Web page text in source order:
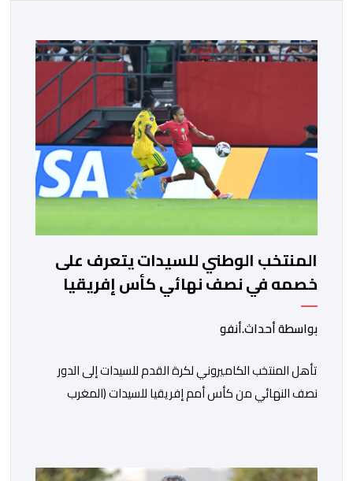
المنتخب الوطني للسيدات يتعرف على
خصمه في نصف نهائي كأس إفريقيا
بواسطة أحداث.أنفو
تأهل المنتخب الكاميروني لكرة القدم للسيدات إلى الدور
نصف النهائي من كأس أمم إفريقيا للسيدات (المغرب
الزاولي بالدار البيضاء، برسم ربع النهائي، ليضمن بذلك